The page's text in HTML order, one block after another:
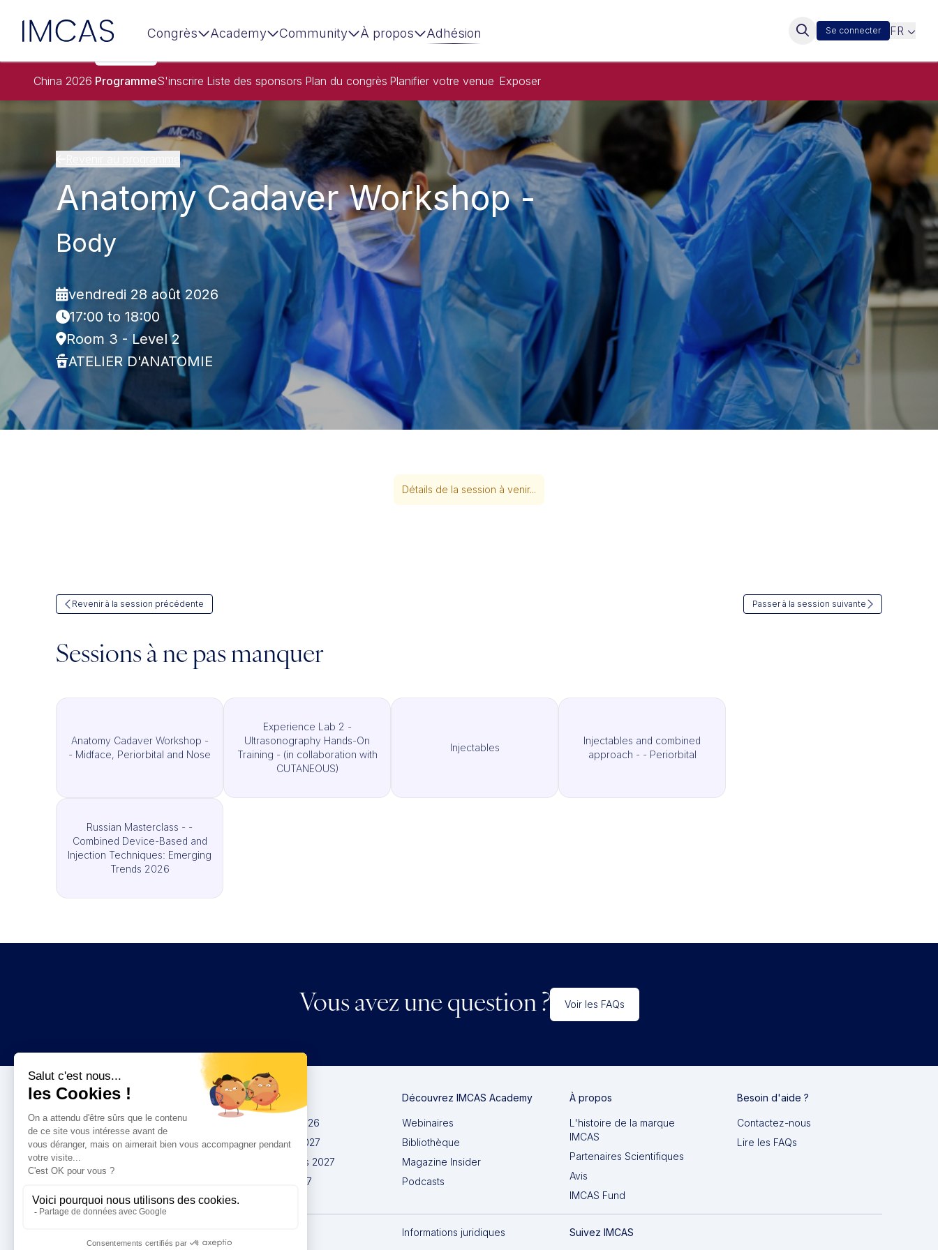
Aller au contenu principal
IMCAS Congrès Academy Community À propos Adhésion Se connecter FR
China 2026 ProgrammeS'inscrire Liste des sponsors Plan du congrès Planifier votre venue Exposer
Anatomy Cadaver Workshop -
Body
vendredi 28 août 2026
17:00 to 18:00
Room 3 - Level 2
ATELIER D'ANATOMIE
Détails de la session à venir...
Revenir à la session précédente Passer à la session suivante
Sessions à ne pas manquer
Anatomy Cadaver Workshop -
- Midface, Periorbital and Nose
Experience Lab 2 -
Ultrasonography Hands-On
Training - (in collaboration with
CUTANEOUS)
Injectables
Injectables and combined
approach - - Periorbital
Russian Masterclass - -
Combined Device-Based and
Injection Techniques: Emerging
Trends 2026
Vous avez une question ? Voir les FAQs
Congrès
IMCAS China 2026
IMCAS World 2027
IMCAS Americas 2027
IMCAS Asia 2027
Découvrez IMCAS Academy
Webinaires
Bibliothèque
Magazine Insider
Podcasts
À propos
L'histoire de la marque
IMCAS
Partenaires Scientifiques
Avis
IMCAS Fund
Besoin d'aide ?
Contactez-nous
Lire les FAQs
Informations juridiques Suivez IMCAS